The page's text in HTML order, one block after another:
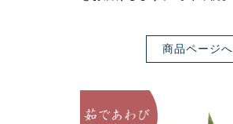
商品ページへ